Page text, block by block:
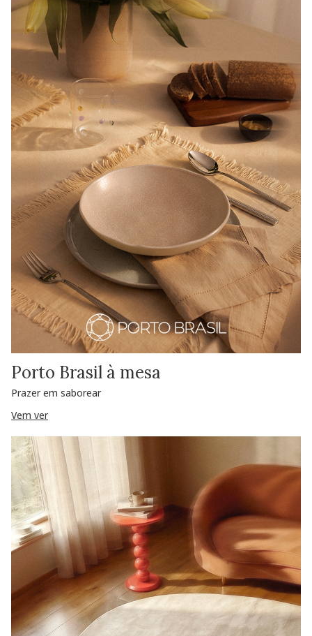
Porto Brasil à mesa
Prazer em saborear
Vem ver